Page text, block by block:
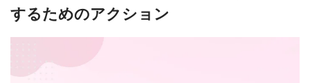
するためのアクション